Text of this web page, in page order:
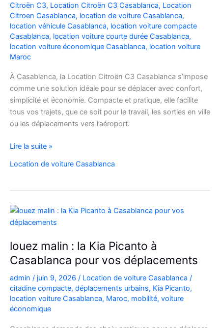
Citroën C3, Location Citroën C3 Casablanca, Location
Citroen Casablanca, location de voiture Casablanca,
location véhicule Casablanca, location voiture compacte
Casablanca, location voiture courte durée Casablanca,
location voiture économique Casablanca, location voiture
Maroc
À Casablanca, la Location Citroën C3 Casablanca s’impose
comme une solution idéale pour se déplacer avec confort,
simplicité et économie. Compacte et pratique, elle facilite
tous vos trajets, que ce soit pour le travail, les sorties en ville
ou les déplacements vers l’aéroport.
Location
voiture
C3
à
Casablanca
Lire la suite »
Location de voiture Casablanca
louez malin : la Kia Picanto à
Casablanca pour vos déplacements
admin / juin 9, 2026 / Location de voiture Casablanca /
citadine compacte, déplacements urbains, Kia Picanto,
location voiture Casablanca, Maroc, mobilité, voiture
économique